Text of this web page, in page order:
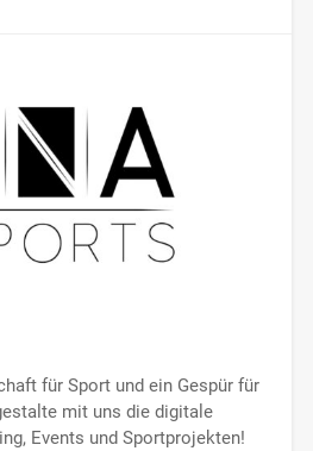
für Sport und ein Gespür für
mit uns die digitale
Events und Sportprojekten!